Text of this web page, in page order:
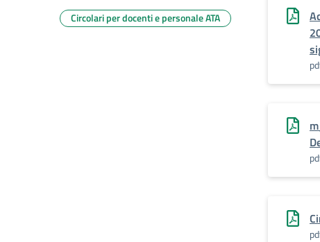
Circolari per docenti e personale ATA